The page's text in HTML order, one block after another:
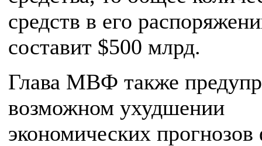
средств в его
составит $500 млрд.
Глава МВФ также
возможном ухудшении
экономических